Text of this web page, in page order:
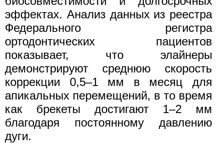
эффектах. Анализ данных из реестра
Федерального регистра
ортодонтических пациентов
показывает, что элайнеры
демонстрируют среднюю скорость
коррекции 0,5–1 мм в месяц для
апикальных перемещений, в то время
как брекеты достигают 1–2 мм
благодаря постоянному давлению
дуги.